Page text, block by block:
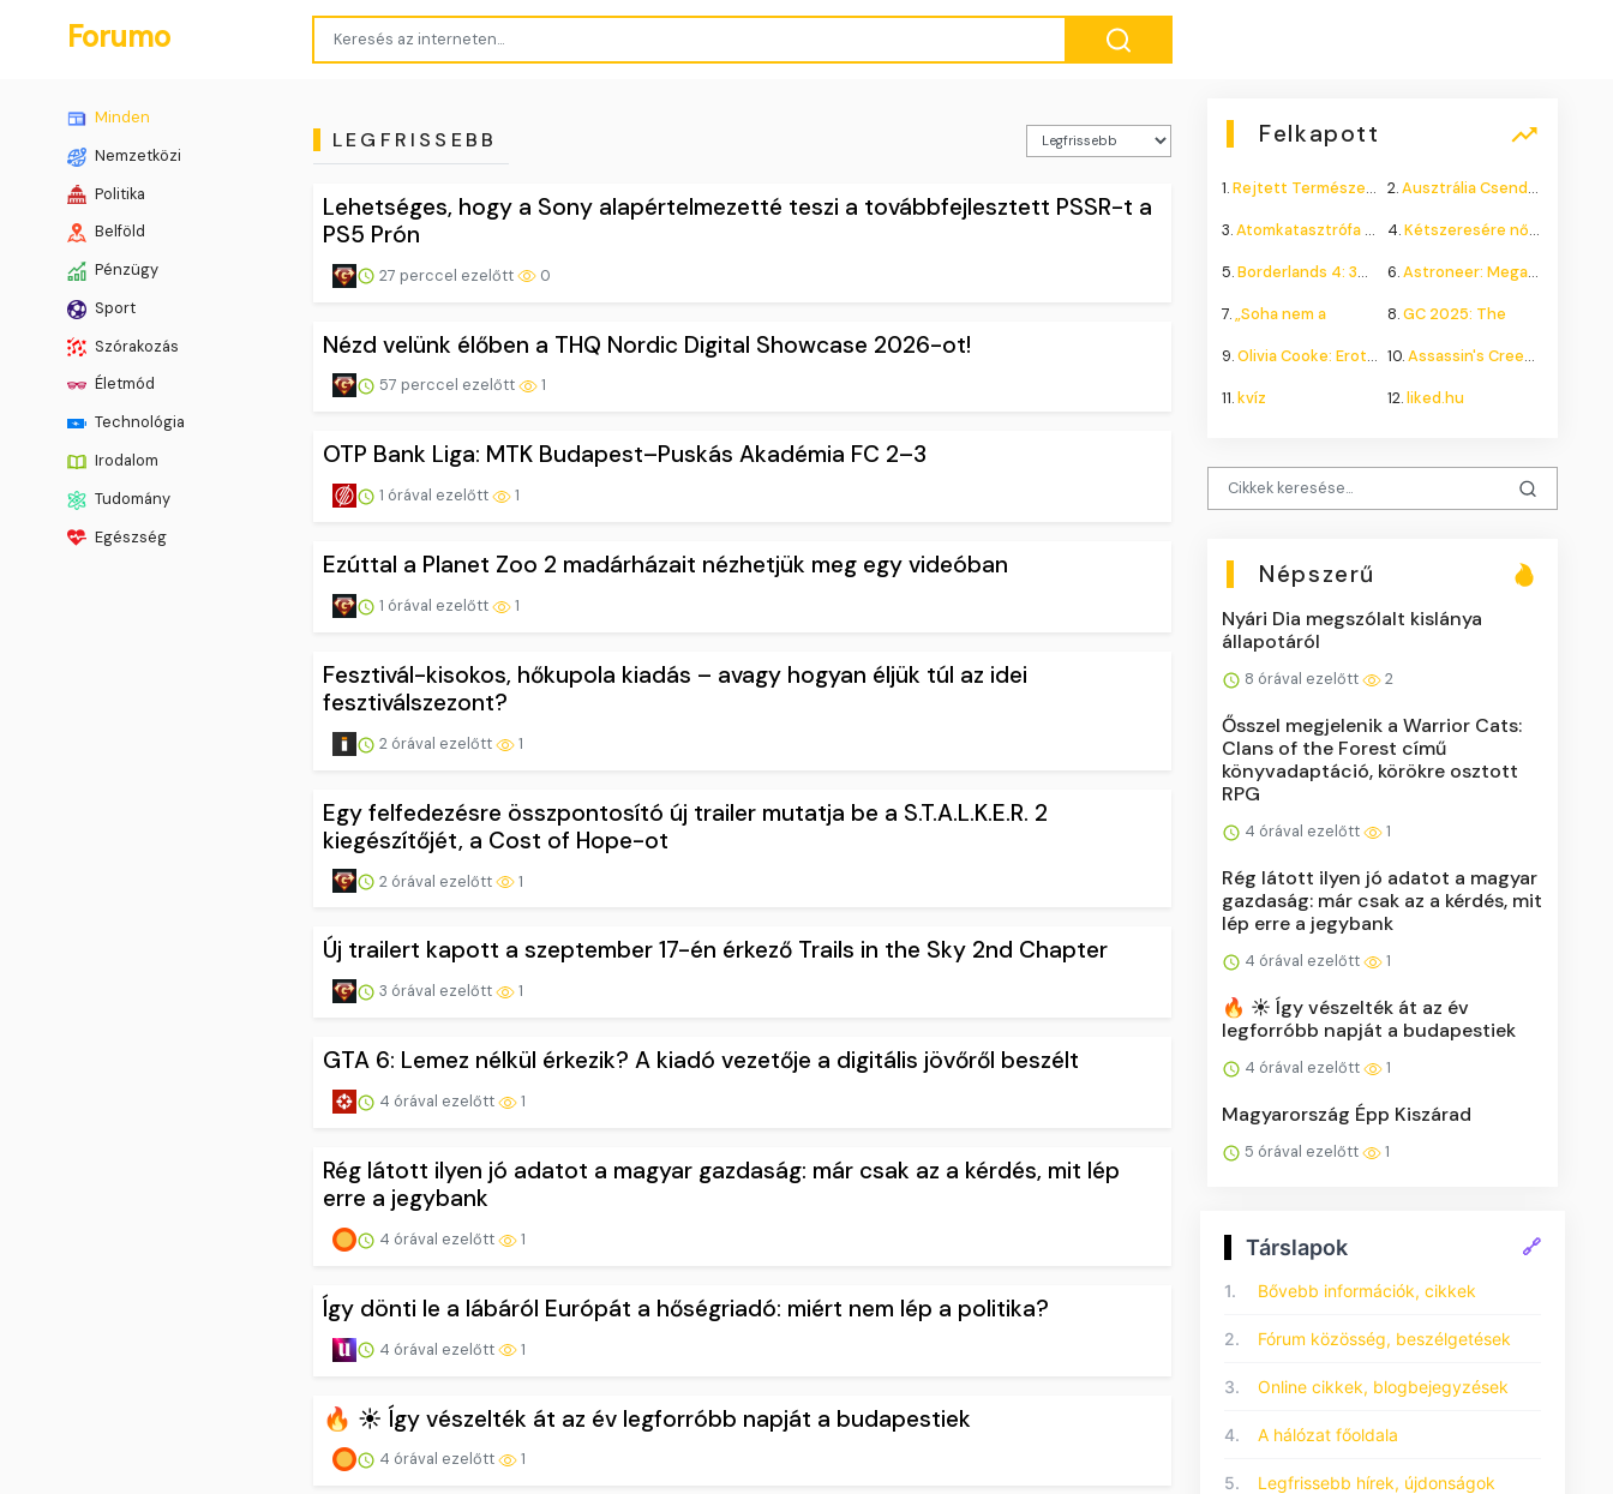
Forumo
Minden
Nemzetközi
Politika
Belföld
Pénzügy
Sport
Szórakozás
Életmód
Technológia
Irodalom
Tudomány
Egészség
LEGFRISSEBB
Lehetséges, hogy a Sony alapértelmezetté teszi a továbbfejlesztett PSSR-t a
PS5 Prón
27 perccel ezelőtt 0
Nézd velünk élőben a THQ Nordic Digital Showcase 2026-ot!
57 perccel ezelőtt 1
OTP Bank Liga: MTK Budapest–Puskás Akadémia FC 2–3
1 órával ezelőtt 1
Ezúttal a Planet Zoo 2 madárházait nézhetjük meg egy videóban
1 órával ezelőtt 1
Fesztivál-kisokos, hőkupola kiadás – avagy hogyan éljük túl az idei
fesztiválszezont?
2 órával ezelőtt 1
Egy felfedezésre összpontosító új trailer mutatja be a S.T.A.L.K.E.R. 2
kiegészítőjét, a Cost of Hope-ot
2 órával ezelőtt 1
Új trailert kapott a szeptember 17-én érkező Trails in the Sky 2nd Chapter
3 órával ezelőtt 1
GTA 6: Lemez nélkül érkezik? A kiadó vezetője a digitális jövőről beszélt
4 órával ezelőtt 1
Rég látott ilyen jó adatot a magyar gazdaság: már csak az a kérdés, mit lép
erre a jegybank
4 órával ezelőtt 1
Így dönti le a lábáról Európát a hőségriadó: miért nem lép a politika?
4 órával ezelőtt 1
🔥 ☀️ Így vészelték át az év legforróbb napját a budapestiek
4 órával ezelőtt 1
Felkapott
1.Rejtett Természeti Csoda 2.Ausztrália Csendes Összeomlása
3.Atomkatasztrófa 1985: A 4.Kétszeresére nőhet a
5.Borderlands 4: 300.000+ 6.Astroneer: Megatech DLC
7.„Soha nem a 8.GC 2025: The
9.Olivia Cooke: Erotikus 10.Assassin's Creed Shadows
11.kvíz 12.liked.hu
Népszerű
Nyári Dia megszólalt kislánya
állapotáról
8 órával ezelőtt 2
Ősszel megjelenik a Warrior Cats:
Clans of the Forest című
könyvadaptáció, körökre osztott
RPG
4 órával ezelőtt 1
Rég látott ilyen jó adatot a magyar
gazdaság: már csak az a kérdés, mit
lép erre a jegybank
4 órával ezelőtt 1
🔥 ☀️ Így vészelték át az év
legforróbb napját a budapestiek
4 órával ezelőtt 1
Magyarország Épp Kiszárad
5 órával ezelőtt 1
Társlapok 🔗
1. Bővebb információk, cikkek
2. Fórum közösség, beszélgetések
3. Online cikkek, blogbejegyzések
4. A hálózat főoldala
5. Legfrissebb hírek, újdonságok